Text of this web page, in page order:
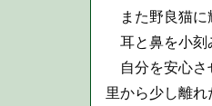
また野良猫に
耳と鼻を小刻
自分を安心さ
里から少し離